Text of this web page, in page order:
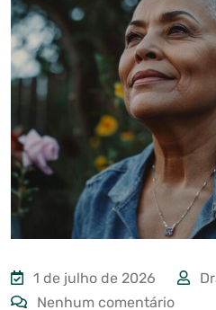
1 de julho de 2026
Nenhum comentário